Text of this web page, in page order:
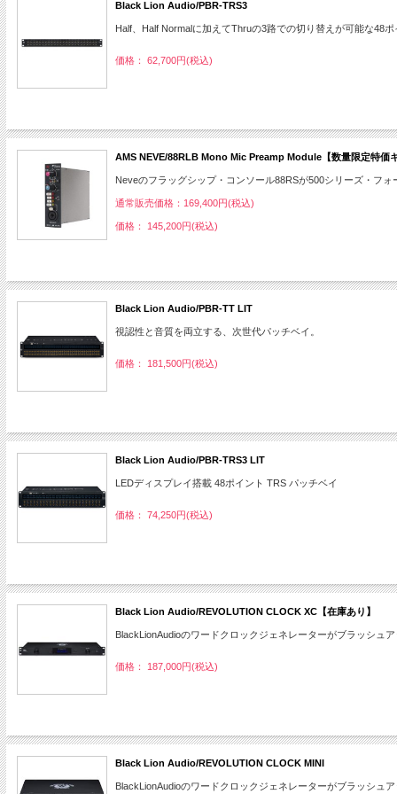
Black Lion Audio/PBR-TRS3
Half、Half Normalに加えてThruの3路での切り替えが可能な48
価格： 62,700円(税込)
AMS NEVE/88RLB Mono Mic Preamp Module【数量限定特価
Neveのフラッグシップ・コンソール88RSが500シリーズ・フ
通常販売価格：169,400円(税込)
価格： 145,200円(税込)
Black Lion Audio/PBR-TT LIT
視認性と音質を両立する、次世代パッチベイ。
価格： 181,500円(税込)
Black Lion Audio/PBR-TRS3 LIT
LEDディスプレイ搭載 48ポイント TRS パッチベイ
価格： 74,250円(税込)
Black Lion Audio/REVOLUTION CLOCK XC【在庫あり】
BlackLionAudioのワードクロックジェネレーターがブラッシュ
価格： 187,000円(税込)
Black Lion Audio/REVOLUTION CLOCK MINI
BlackLionAudioのワードクロックジェネレーターがブラッシュ